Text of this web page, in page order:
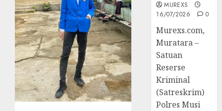
MUREXS
16/07/2026
0
Murexs.com,
Muratara –
Satuan
Reserse
Kriminal
(Satreskrim)
Polres Musi